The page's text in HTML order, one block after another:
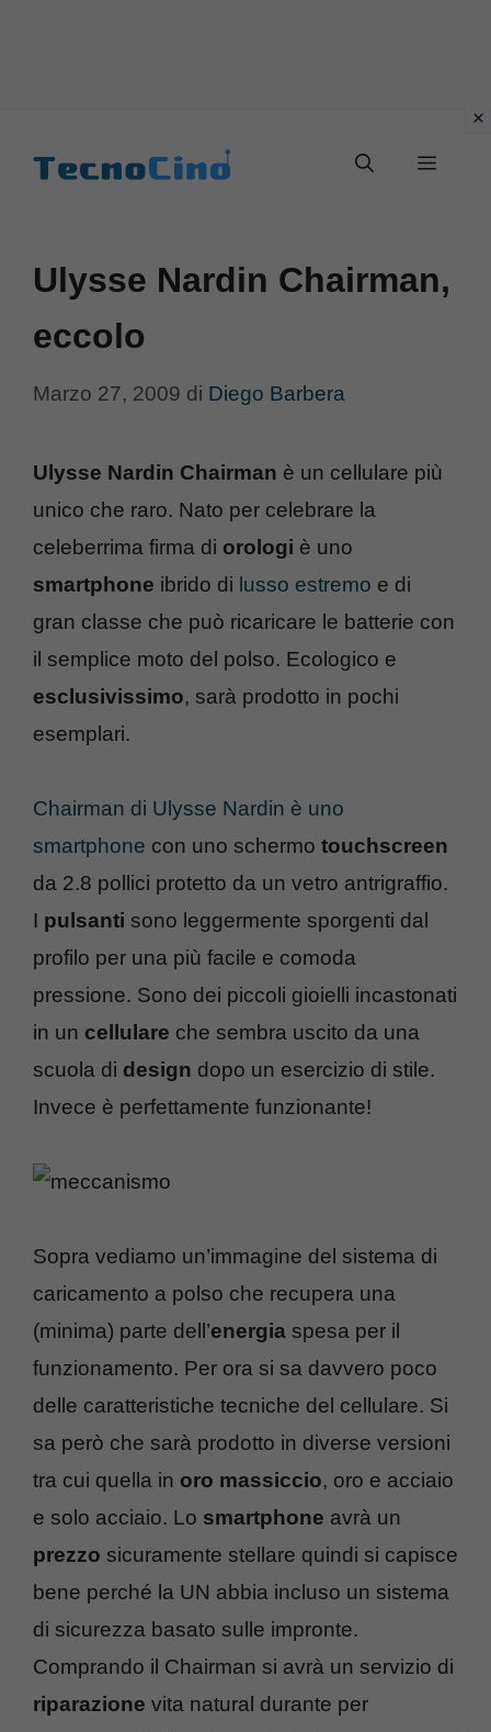
Menu
Ulysse Nardin Chairman,
eccolo
Marzo 27, 2009 di Diego Barbera
Ulysse Nardin Chairman è un cellulare più
unico che raro. Nato per celebrare la
celeberrima firma di orologi è uno
smartphone ibrido di lusso estremo e di
gran classe che può ricaricare le batterie con
il semplice moto del polso. Ecologico e
esclusivissimo, sarà prodotto in pochi
esemplari.
Chairman di Ulysse Nardin è uno
smartphone con uno schermo touchscreen
da 2.8 pollici protetto da un vetro antrigraffio.
I pulsanti sono leggermente sporgenti dal
profilo per una più facile e comoda
pressione. Sono dei piccoli gioielli incastonati
in un cellulare che sembra uscito da una
scuola di design dopo un esercizio di stile.
Invece è perfettamente funzionante!
Sopra vediamo un’immagine del sistema di
caricamento a polso che recupera una
(minima) parte dell’energia spesa per il
funzionamento. Per ora si sa davvero poco
delle caratteristiche tecniche del cellulare. Si
sa però che sarà prodotto in diverse versioni
tra cui quella in oro massiccio, oro e acciaio
e solo acciaio. Lo smartphone avrà un
prezzo sicuramente stellare quindi si capisce
bene perché la UN abbia incluso un sistema
di sicurezza basato sulle impronte.
Comprando il Chairman si avrà un servizio di
riparazione vita natural durante per